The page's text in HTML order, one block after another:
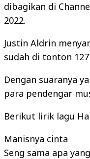
dibagikan di
2022.
Justin Aldrin
sudah di tonton
Dengan suaranya
para pendengar
Berikut lirik lagu
Manisnya cinta
Seng sama apa